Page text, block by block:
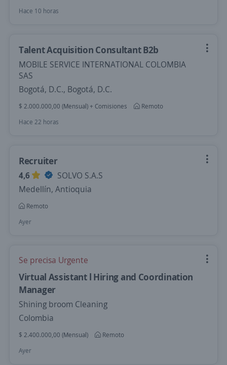
Hace 10 horas
Talent Acquisition Consultant B2b
MOBILE SERVICE INTERNATIONAL COLOMBIA
SAS
Bogotá, D.C., Bogotá, D.C.
$ 2.000.000,00 (Mensual) + Comisiones
Remoto
Hace 22 horas
Recruiter
4,6
SOLVO S.A.S
Medellín, Antioquia
Remoto
Ayer
Se precisa Urgente
Virtual Assistant l Hiring and Coordination
Manager
Shining broom Cleaning
Colombia
$ 2.400.000,00 (Mensual)
Remoto
Ayer